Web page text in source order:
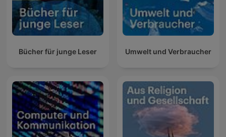
Bücher für junge Leser Umwelt und Verbraucher